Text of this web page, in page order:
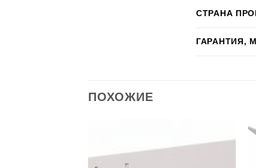
СТРАНА
ГАРАНТИЯ,
ПОХОЖИЕ